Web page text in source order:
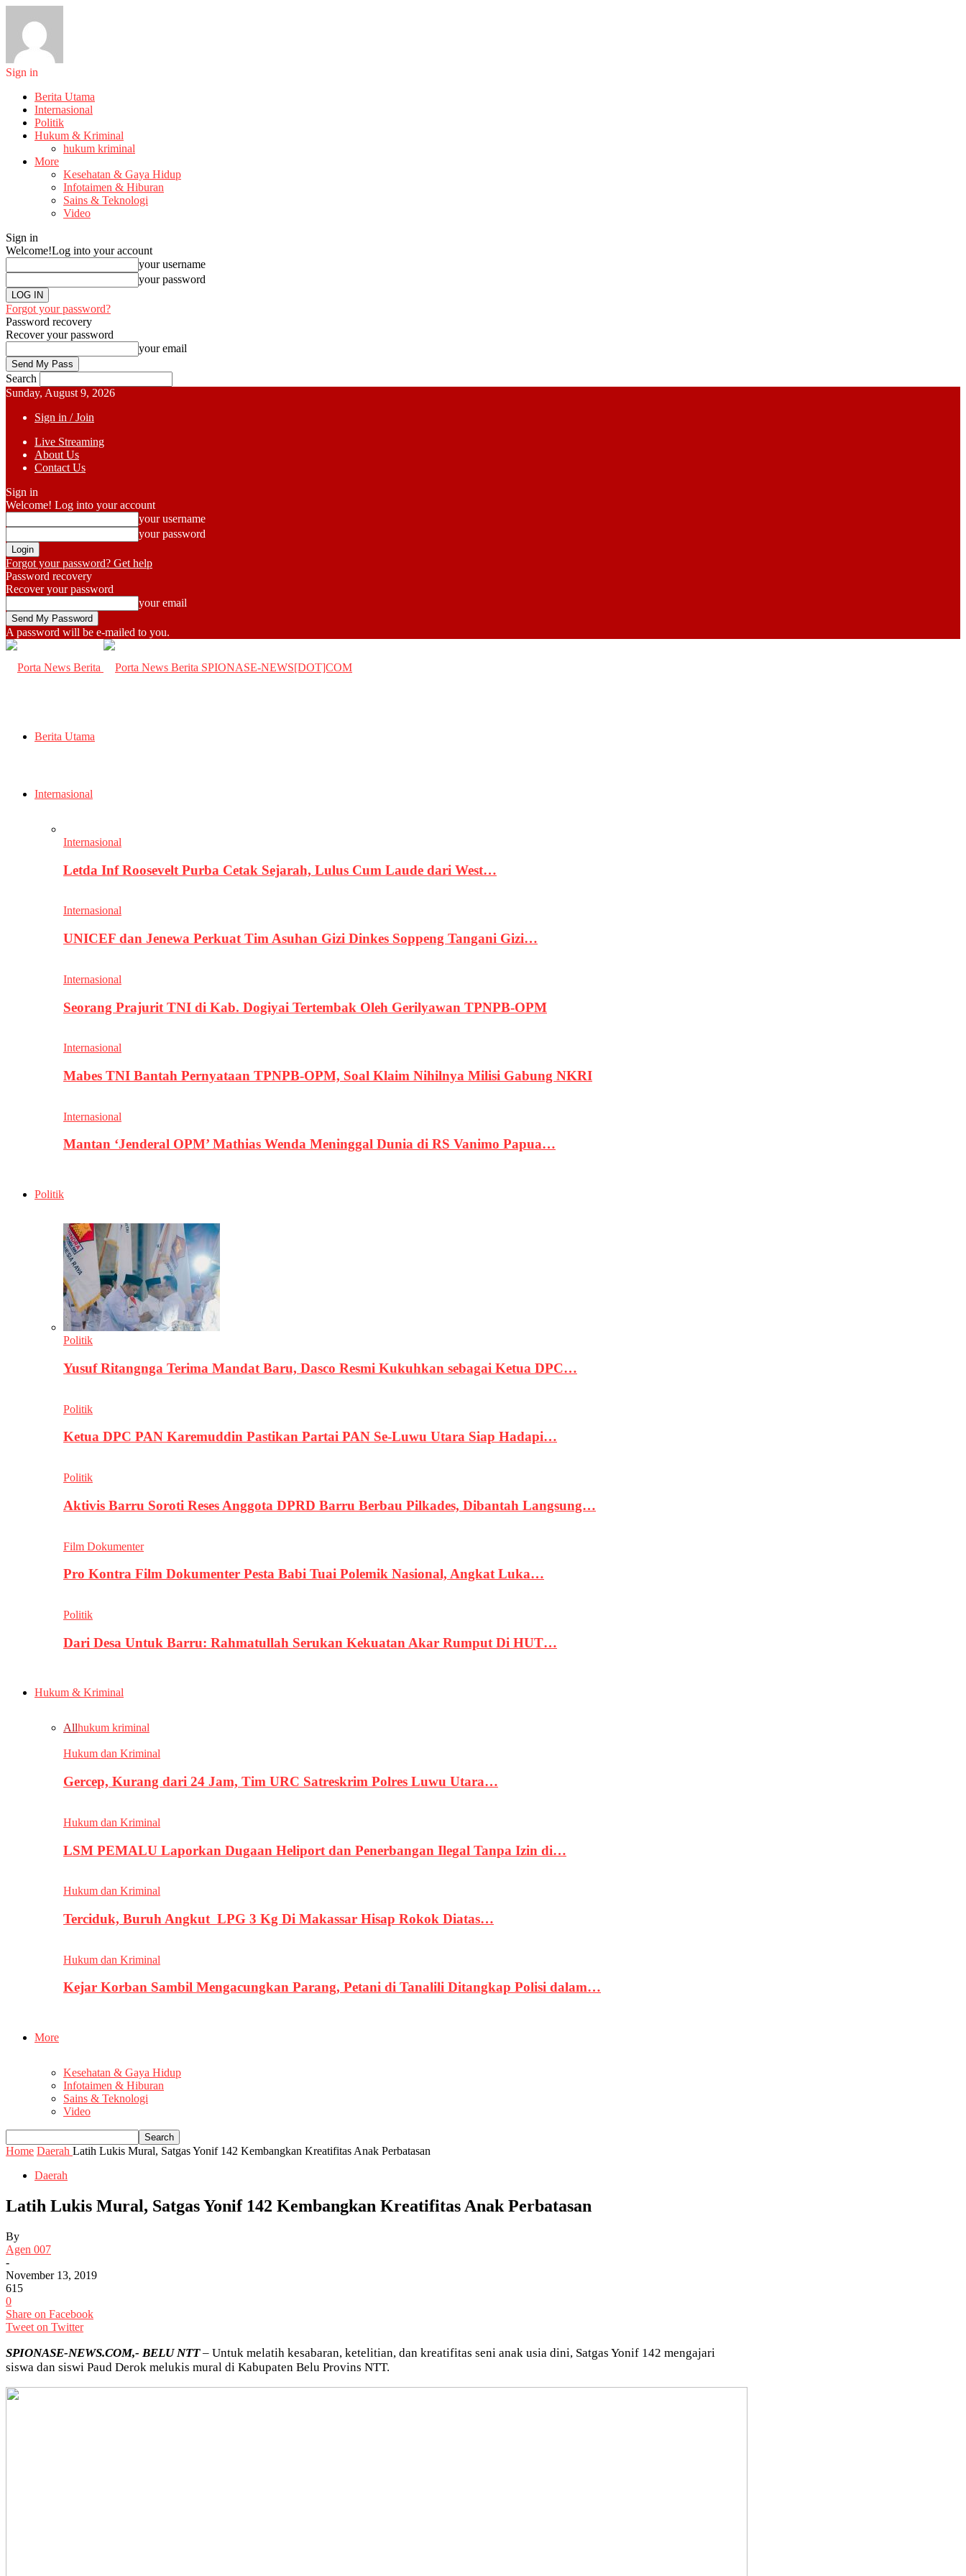
Sign in
Berita Utama
Internasional
Politik
Hukum & Kriminal
hukum kriminal
More
Kesehatan & Gaya Hidup
Infotaimen & Hiburan
Sains & Teknologi
Video
Sign in
Welcome!Log into your account
your username
your password
Forgot your password?
Password recovery
Recover your password
your email
Search
Sunday, August 9, 2026
Sign in / Join
Live Streaming
About Us
Contact Us
Sign in
Welcome! Log into your account
your username
your password
Forgot your password? Get help
Password recovery
Recover your password
your email
A password will be e-mailed to you.
SPIONASE-NEWS[DOT]COM
Berita Utama
Internasional
Internasional
Letda Inf Roosevelt Purba Cetak Sejarah, Lulus Cum Laude dari West…
Internasional
UNICEF dan Jenewa Perkuat Tim Asuhan Gizi Dinkes Soppeng Tangani Gizi…
Internasional
Seorang Prajurit TNI di Kab. Dogiyai Tertembak Oleh Gerilyawan TPNPB-OPM
Internasional
Mabes TNI Bantah Pernyataan TPNPB-OPM, Soal Klaim Nihilnya Milisi Gabung NKRI
Internasional
Mantan ‘Jenderal OPM’ Mathias Wenda Meninggal Dunia di RS Vanimo Papua…
Politik
Politik
Yusuf Ritangnga Terima Mandat Baru, Dasco Resmi Kukuhkan sebagai Ketua DPC…
Politik
Ketua DPC PAN Karemuddin Pastikan Partai PAN Se-Luwu Utara Siap Hadapi…
Politik
Aktivis Barru Soroti Reses Anggota DPRD Barru Berbau Pilkades, Dibantah Langsung…
Film Dokumenter
Pro Kontra Film Dokumenter Pesta Babi Tuai Polemik Nasional, Angkat Luka…
Politik
Dari Desa Untuk Barru: Rahmatullah Serukan Kekuatan Akar Rumput Di HUT…
Hukum & Kriminal
Allhukum kriminal
Hukum dan Kriminal
Gercep, Kurang dari 24 Jam, Tim URC Satreskrim Polres Luwu Utara…
Hukum dan Kriminal
LSM PEMALU Laporkan Dugaan Heliport dan Penerbangan Ilegal Tanpa Izin di…
Hukum dan Kriminal
Terciduk, Buruh Angkut LPG 3 Kg Di Makassar Hisap Rokok Diatas…
Hukum dan Kriminal
Kejar Korban Sambil Mengacungkan Parang, Petani di Tanalili Ditangkap Polisi dalam…
More
Kesehatan & Gaya Hidup
Infotaimen & Hiburan
Sains & Teknologi
Video
Home Daerah Latih Lukis Mural, Satgas Yonif 142 Kembangkan Kreatifitas Anak Perbatasan
Daerah
Latih Lukis Mural, Satgas Yonif 142 Kembangkan Kreatifitas Anak Perbatasan
By
Agen 007
-
November 13, 2019
615
0
Share on Facebook
Tweet on Twitter
SPIONASE-NEWS.COM,- BELU NTT– Untuk melatih kesabaran, ketelitian, dan kreatifitas seni anak usia dini, Satgas Yonif 142 mengajari
siswa dan siswi Paud Derok melukis mural di Kabupaten Belu Provins NTT.